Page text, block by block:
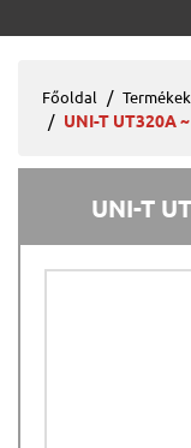
Főoldal Termékek
UNI-T UT320A
UNI-T